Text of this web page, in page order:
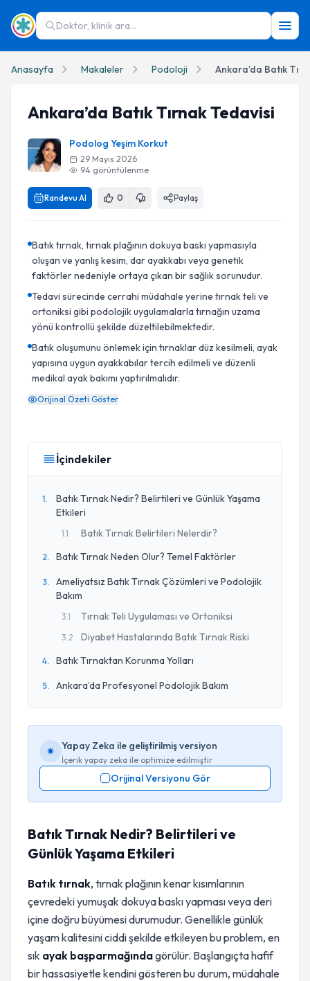
Doktor, klinik ara...
Anasayfa Makaleler Podoloji Ankara’da Batık
Ankara’da Batık Tırnak Tedavisi
Podolog Yeşim Korkut
29 Mayıs 2026
94 görüntülenme
Randevu Al 0 Paylaş
Batık tırnak, tırnak plağının dokuya baskı yapmasıyla
oluşan ve yanlış kesim, dar ayakkabı veya genetik
faktörler nedeniyle ortaya çıkan bir sağlık sorunudur.
Tedavi sürecinde cerrahi müdahale yerine tırnak teli ve
ortoniksi gibi podolojik uygulamalarla tırnağın uzama
yönü kontrollü şekilde düzeltilebilmektedir.
Batık oluşumunu önlemek için tırnaklar düz kesilmeli, ayak
yapısına uygun ayakkabılar tercih edilmeli ve düzenli
medikal ayak bakımı yaptırılmalıdır.
Orijinal Özeti Göster
İçindekiler
1.
Batık Tırnak Nedir? Belirtileri ve Günlük Yaşama
Etkileri
1.1 Batık Tırnak Belirtileri Nelerdir?
2. Batık Tırnak Neden Olur? Temel Faktörler
3.
Ameliyatsız Batık Tırnak Çözümleri ve Podolojik
Bakım
3.1 Tırnak Teli Uygulaması ve Ortoniksi
3.2 Diyabet Hastalarında Batık Tırnak Riski
4. Batık Tırnaktan Korunma Yolları
5. Ankara’da Profesyonel Podolojik Bakım
Yapay Zeka ile geliştirilmiş versiyon
İçerik yapay zeka ile optimize edilmiştir
Orijinal Versiyonu Gör
Batık Tırnak Nedir? Belirtileri ve
Günlük Yaşama Etkileri
Batık tırnak, tırnak plağının kenar kısımlarının
çevredeki yumuşak dokuya baskı yapması veya deri
içine doğru büyümesi durumudur. Genellikle günlük
yaşam kalitesini ciddi şekilde etkileyen bu problem, en
sık ayak başparmağındagörülür. Başlangıçta hafif
bir hassasiyetle kendini gösteren bu durum, müdahale